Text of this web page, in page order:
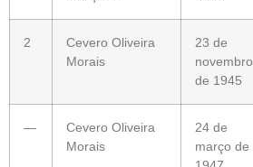
2
Cevero Oliveira
Morais
23 de
novembro
de 1945
—
Cevero Oliveira
Morais
24 de
março de